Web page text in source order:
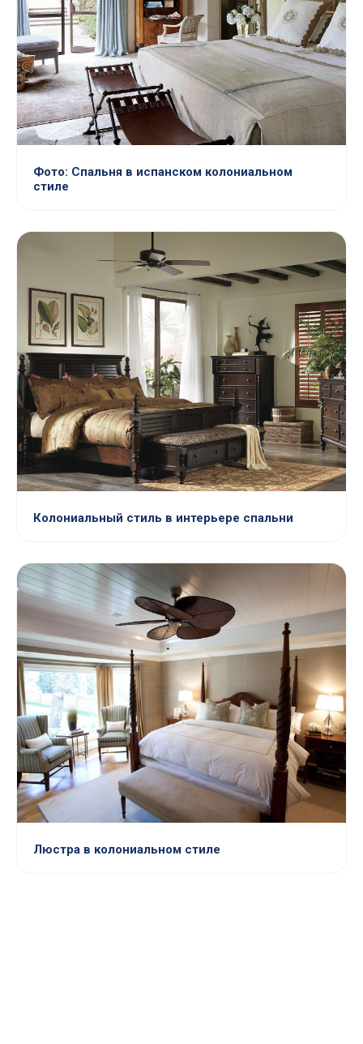
Фото: Спальня в испанском колониальном
стиле
Колониальный стиль в интерьере спальни
Люстра в колониальном стиле